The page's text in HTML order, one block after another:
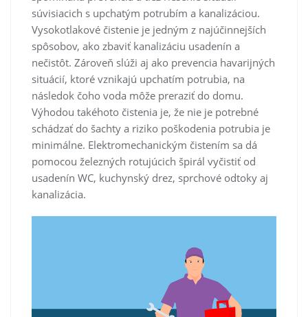
súvisiacich s upchatým potrubím a kanalizáciou.
Vysokotlakové čistenie je jedným z najúčinnejších
spôsobov, ako zbaviť kanalizáciu usadenín a
nečistôt. Zároveň slúži aj ako prevencia havarijných
situácií, ktoré vznikajú upchatím potrubia, na
následok čoho voda môže preraziť do domu.
Výhodou takéhoto čistenia je, že nie je potrebné
schádzať do šachty a riziko poškodenia potrubia je
minimálne. Elektromechanickým čistením sa dá
pomocou železných rotujúcich špirál vyčistiť od
usadenín WC, kuchynský drez, sprchové odtoky aj
kanalizácia.